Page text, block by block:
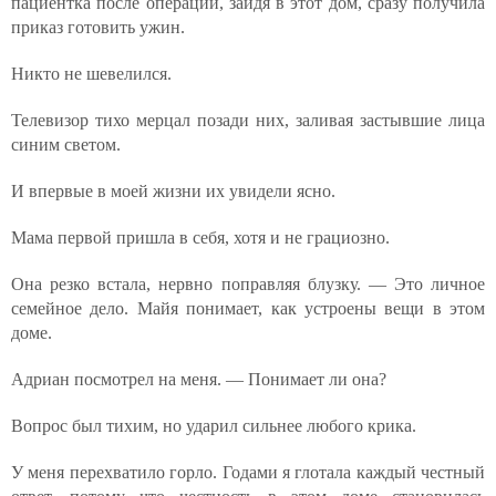
приказ готовить ужин.
Никто не шевелился.
Телевизор тихо мерцал позади них, заливая застывшие лица
синим светом.
И впервые в моей жизни их увидели ясно.
Мама первой пришла в себя, хотя и не грациозно.
Она резко встала, нервно поправляя блузку. — Это личное
семейное дело. Майя понимает, как устроены вещи в этом
доме.
Адриан посмотрел на меня. — Понимает ли она?
Вопрос был тихим, но ударил сильнее любого крика.
У меня перехватило горло. Годами я глотала каждый честный